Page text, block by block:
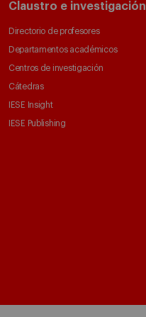
Claustro e investigación
Directorio de profesores
Departamentos académicos
Centros de investigación
Cátedras
IESE Insight
IESE Publishing